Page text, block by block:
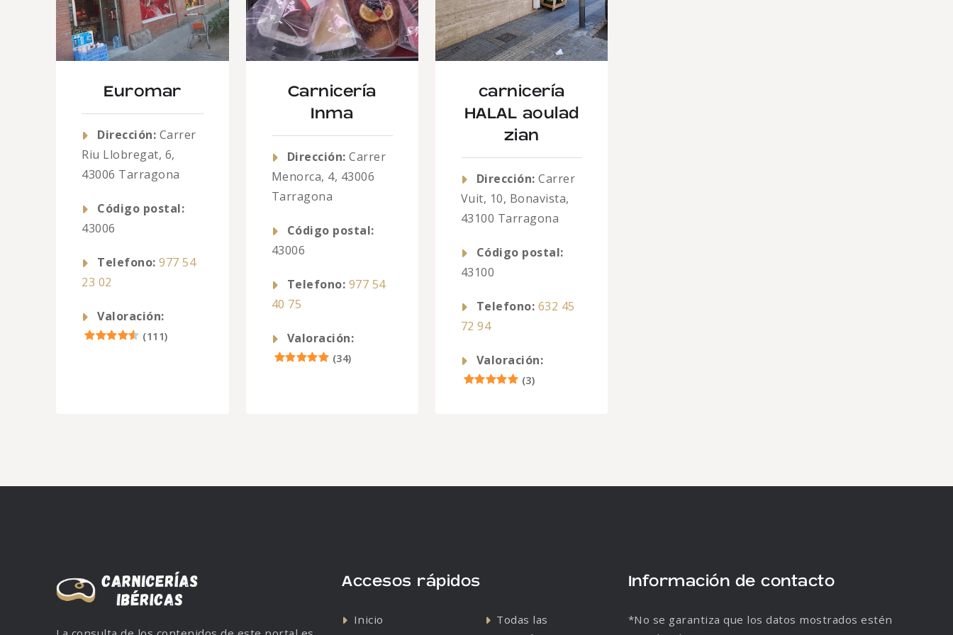
Euromar
Dirección: Carrer
Riu Llobregat, 6,
43006 Tarragona
Código postal:
43006
Telefono: 977 54
23 02
Valoración:
(111)
Carnicería
Inma
Dirección: Carrer
Menorca, 4, 43006
Tarragona
Código postal:
43006
Telefono: 977 54
40 75
Valoración:
(34)
carnicería
HALAL aoulad
zian
Dirección: Carrer
Vuit, 10, Bonavista,
43100 Tarragona
Código postal:
43100
Telefono: 632 45
72 94
Valoración:
(3)
Accesos rápidos
Inicio
Todas las
Información de contacto
*No se garantiza que los datos mostrados estén